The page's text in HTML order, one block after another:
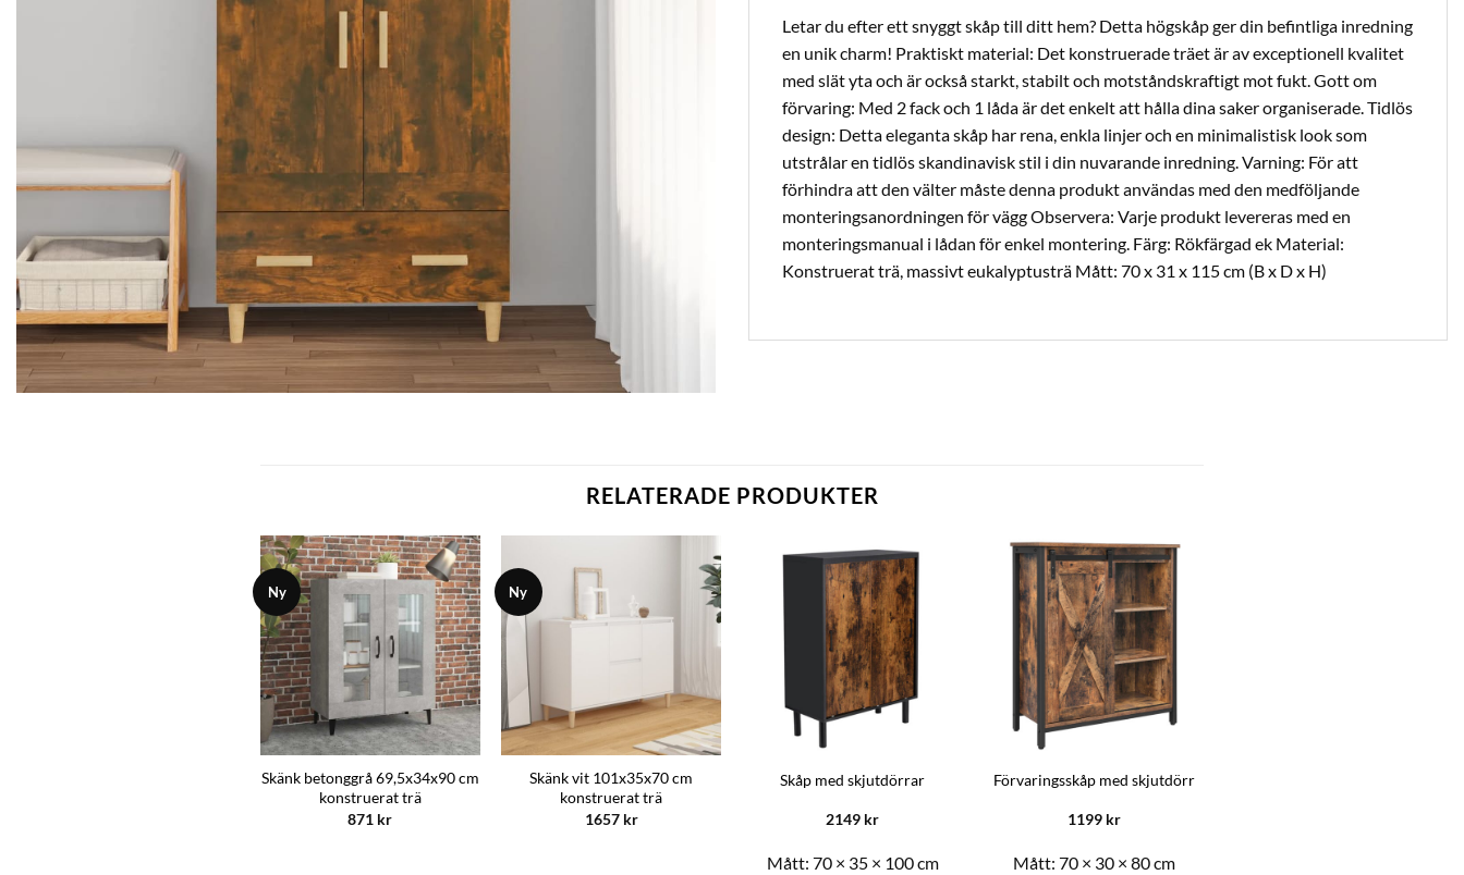
Letar du efter ett snyggt skåp till ditt hem? Detta högskåp ger din befintliga inredning
en unik charm! Praktiskt material: Det konstruerade träet är av exceptionell kvalitet
med slät yta och är också starkt, stabilt och motståndskraftigt mot fukt. Gott om
förvaring: Med 2 fack och 1 låda är det enkelt att hålla dina saker organiserade. Tidlös
design: Detta eleganta skåp har rena, enkla linjer och en minimalistisk look som
utstrålar en tidlös skandinavisk stil i din nuvarande inredning. Varning: För att
förhindra att den välter måste denna produkt användas med den medföljande
monteringsanordningen för vägg Observera: Varje produkt levereras med en
monteringsmanual i lådan för enkel montering. Färg: Rökfärgad ek Material:
Konstruerat trä, massivt eukalyptusträ Mått: 70 x 31 x 115 cm (B x D x H)
RELATERADE PRODUKTER
Ny
Skänk betonggrå 69,5x34x90 cm
konstruerat trä
871 kr
Ny
Skänk vit 101x35x70 cm
konstruerat trä
1657 kr
Skåp med skjutdörrar
2149 kr
Mått: 70 × 35 × 100 cm
Förvaringsskåp med skjutdörr
1199 kr
Mått: 70 × 30 × 80 cm